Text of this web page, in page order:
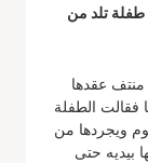
طفلة تلد من
منتف عقدها
فقالت الطفلة
ويجردها من
بيديه حتى